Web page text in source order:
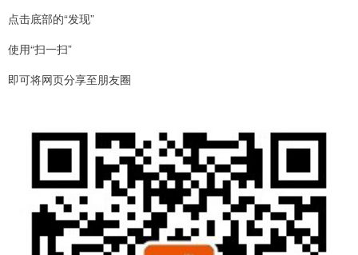
点击底部的“发现”
使用“扫一扫”
即可将网页分享至朋友圈